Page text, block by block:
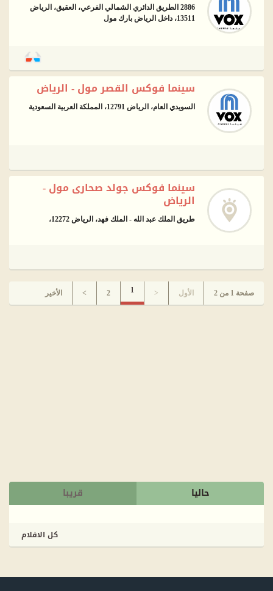
2886 الطريق الدائري الشمالي الفرعي، العقيق، الرياض
13511، داخل الرياض بارك مول
سينما فوكس القصر مول - الرياض
السويدي العام، الرياض 12791، المملكة العربية السعودية
سينما فوكس جولد صحارى مول -
الرياض
طريق الملك عبد الله - الملك فهد، الرياض 12272،
صفحة 1 من 2 الأول <
1
2
> الأخير
حاليا قريبا
كل الافلام